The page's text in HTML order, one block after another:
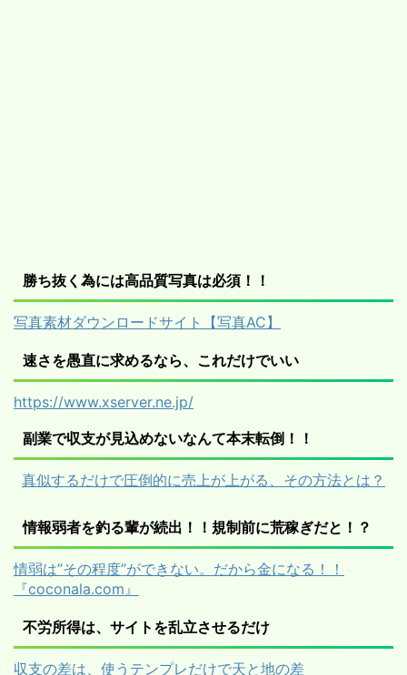
勝ち抜く為には高品質写真は必須！！
写真素材ダウンロードサイト【写真AC】
速さを愚直に求めるなら、これだけでいい
https://www.xserver.ne.jp/
副業で収支が見込めないなんて本末転倒！！
真似するだけで圧倒的に売上が上がる、その方法とは？
情報弱者を釣る輩が続出！！規制前に荒稼ぎだと！？
情弱は”その程度”ができない。だから金になる！！
『coconala.com』
不労所得は、サイトを乱立させるだけ
収支の差は、使うテンプレだけで天と地の差